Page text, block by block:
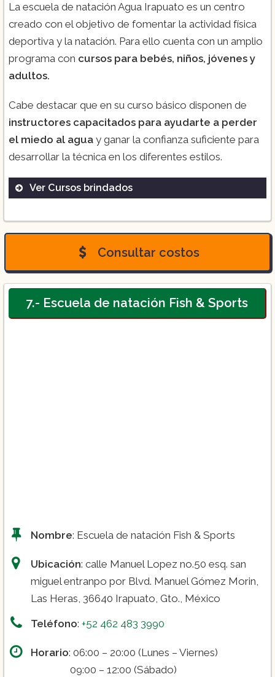
La escuela de natación Agua Irapuato es un centro
creado con el objetivo de fomentar la actividad física
deportiva y la natación. Para ello cuenta con un amplio
programa con cursos para bebés, niños, jóvenes y
adultos.
Cabe destacar que en su curso básico disponen de
instructores capacitados para ayudarte a perder
el miedo al agua y ganar la confianza suficiente para
desarrollar la técnica en los diferentes estilos.
Ver Cursos brindados
Consultar costos
7.- Escuela de natación Fish & Sports
Nombre: Escuela de natación Fish & Sports
Ubicación: calle Manuel Lopez no.50 esq. san
miguel entranpo por Blvd. Manuel Gómez Morin,
Las Heras, 36640 Irapuato, Gto., México
Teléfono: +52 462 483 3990
Horario: 06:00 – 20:00 (Lunes – Viernes)
09:00 – 12:00 (Sábado)